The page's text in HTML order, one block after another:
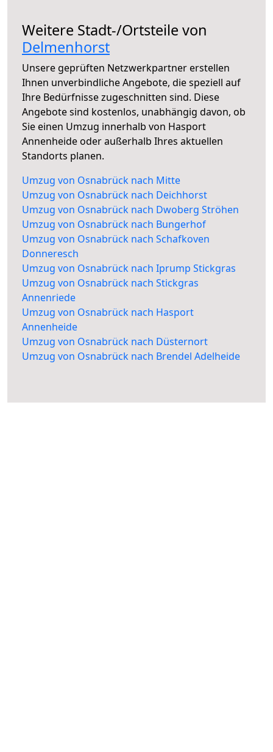
Weitere Stadt-/Ortsteile von
Delmenhorst
Unsere geprüften Netzwerkpartner erstellen
Ihnen unverbindliche Angebote, die speziell auf
Ihre Bedürfnisse zugeschnitten sind. Diese
Angebote sind kostenlos, unabhängig davon, ob
Sie einen Umzug innerhalb von Hasport
Annenheide oder außerhalb Ihres aktuellen
Standorts planen.
Umzug von Osnabrück nach Mitte
Umzug von Osnabrück nach Deichhorst
Umzug von Osnabrück nach Dwoberg Ströhen
Umzug von Osnabrück nach Bungerhof
Umzug von Osnabrück nach Schafkoven
Donneresch
Umzug von Osnabrück nach Iprump Stickgras
Umzug von Osnabrück nach Stickgras
Annenriede
Umzug von Osnabrück nach Hasport
Annenheide
Umzug von Osnabrück nach Düsternort
Umzug von Osnabrück nach Brendel Adelheide